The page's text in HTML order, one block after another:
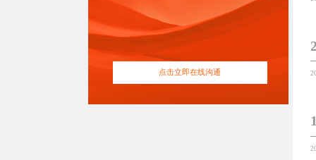
点击立即在线沟通